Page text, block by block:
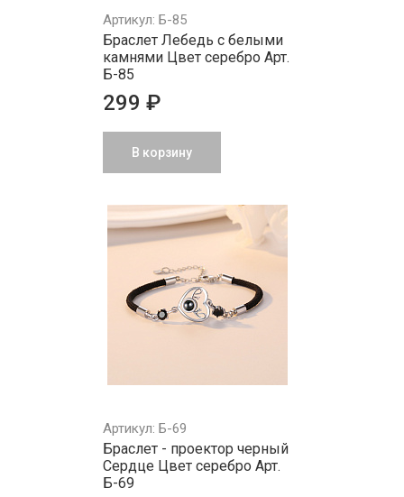
Артикул: Б-85
Браслет Лебедь с белыми
камнями Цвет серебро Арт.
Б-85
299 ₽
В корзину
Артикул: Б-69
Браслет - проектор черный
Сердце Цвет серебро Арт.
Б-69